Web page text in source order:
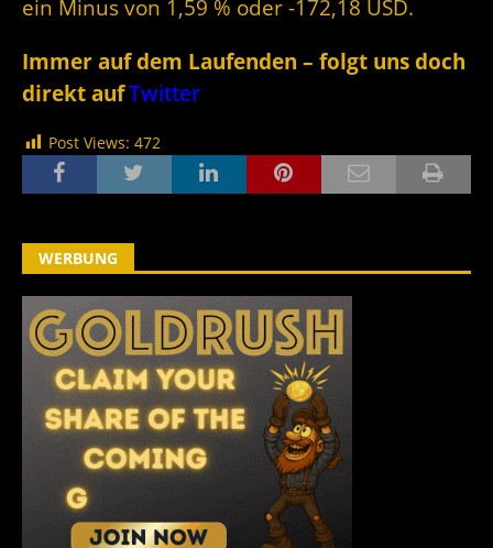
ein Minus von 1,59 % oder -172,18 USD.
Immer auf dem Laufenden – folgt uns doch
direkt aufTwitter
Post Views: 472
WERBUNG